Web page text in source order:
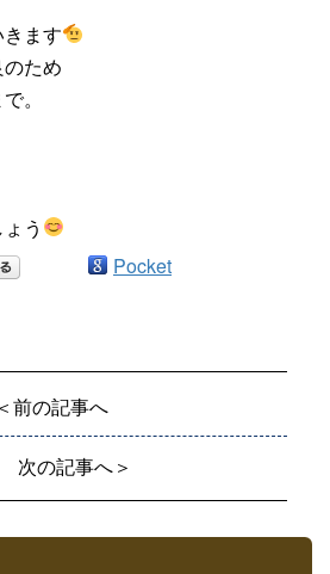
ます
ため
。
う
Pocket
＜前の記事へ
次の記事へ＞